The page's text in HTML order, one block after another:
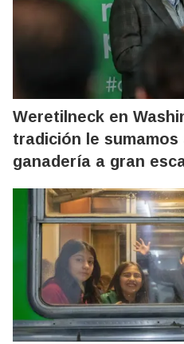
Weretilneck en
tradición le
ganadería a gran